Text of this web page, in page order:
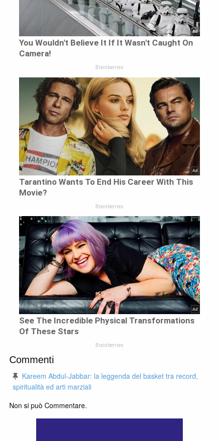
Commenti
Kareem Abdul-Jabbar: la leggenda del basket tra record,
spiritualità ed arti marziali
Non si può Commentare.